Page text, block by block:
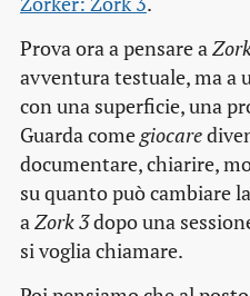
Prova ora a pensare a
avventura testuale, ma a
con una superficie, una
Guarda come giocare
documentare, chiarire,
su quanto può cambiare
a Zork 3dopo una
si voglia chiamare.